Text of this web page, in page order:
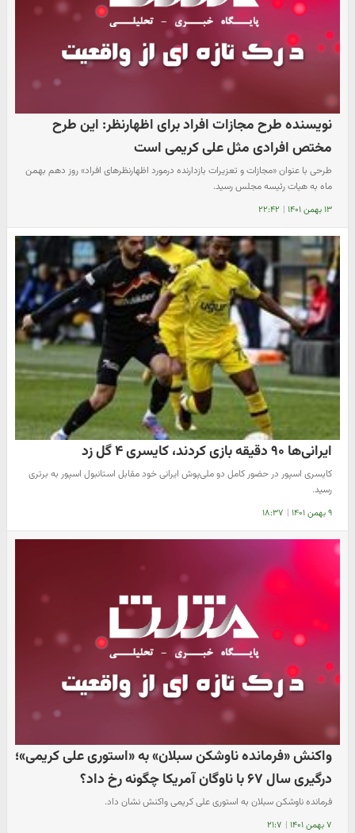
نویسنده طرح مجازات افراد برای اظهارنظر: این طرح
مختص افرادی مثل علی کریمی است
طرحی با عنوان «مجازات و تعزیرات بازدارنده درمورد اظهارنظر‌های افراد» روز دهم بهمن
ماه به هیات رئیسه مجلس رسید.
۱۳ بهمن ۱۴۰۱ | ۲۲:۴۲
ایرانی‌ها ۹۰ دقیقه بازی کردند، کایسری ۴ گل زد
کایسری اسپور در حضور کامل دو ملی‌پوش ایرانی خود مقابل استانبول اسپور به برتری
رسید.
۹ بهمن ۱۴۰۱ | ۱۸:۳۷
واکنش «فرمانده ناوشکن سبلان» به «استوری علی کریمی»؛
درگیری سال ۶۷ با ناوگان آمریکا چگونه رخ داد؟
فرمانده ناوشکن سبلان به استوری علی کریمی واکنش نشان داد.
۷ بهمن ۱۴۰۱ | ۲۱:۷